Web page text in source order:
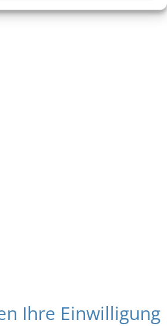
Ihre Einwilligung